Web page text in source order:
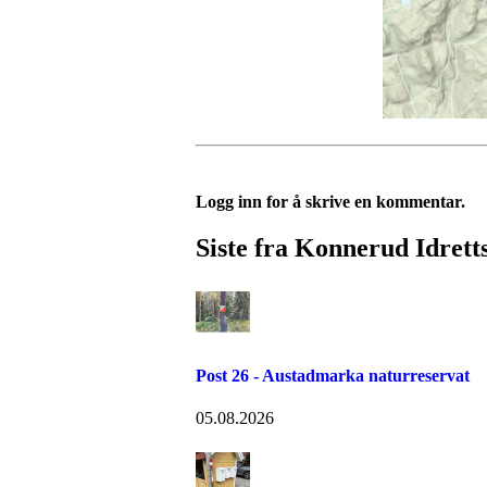
Logg inn for å skrive en kommentar.
Siste fra Konnerud
Post 26 - Austadmarka naturreservat
05.08.2026